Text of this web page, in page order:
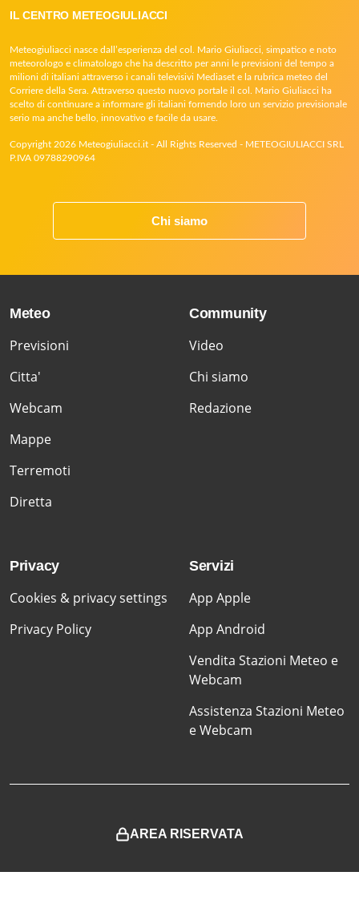
IL CENTRO METEOGIULIACCI
Meteogiuliacci nasce dall’esperienza del col. Mario Giuliacci, simpatico e noto
meteorologo e climatologo che ha descritto per anni le previsioni del tempo a
milioni di italiani attraverso i canali televisivi Mediaset e la rubrica meteo del
Corriere della Sera. Attraverso questo nuovo portale il col. Mario Giuliacci ha
scelto di continuare a informare gli italiani fornendo loro un servizio previsionale
serio ma anche bello, innovativo e facile da usare.
Copyright 2026 Meteogiuliacci.it - All Rights Reserved - METEOGIULIACCI SRL
P.IVA 09788290964
Chi siamo
Meteo
Previsioni
Citta'
Webcam
Mappe
Terremoti
Diretta
Community
Video
Chi siamo
Redazione
Privacy
Cookies & privacy settings
Privacy Policy
Servizi
App Apple
App Android
Vendita Stazioni Meteo e
Webcam
Assistenza Stazioni Meteo
e Webcam
AREA RISERVATA